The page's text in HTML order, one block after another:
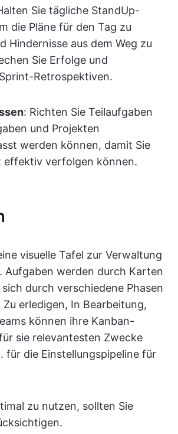
Sie tägliche StandUp-
die Pläne für den Tag zu
Hindernisse aus dem Weg zu
Sie Erfolge und
Retrospektiven.
: Richten Sie Teilaufgaben
und Projekten
werden können, damit Sie
effektiv verfolgen können.
visuelle Tafel zur Verwaltung
Aufgaben werden durch Karten
durch verschiedene Phasen
erledigen, In Bearbeitung,
können ihre Kanban-
sie relevantesten Zwecke
für die Einstellungspipeline für
zu nutzen, sollten Sie